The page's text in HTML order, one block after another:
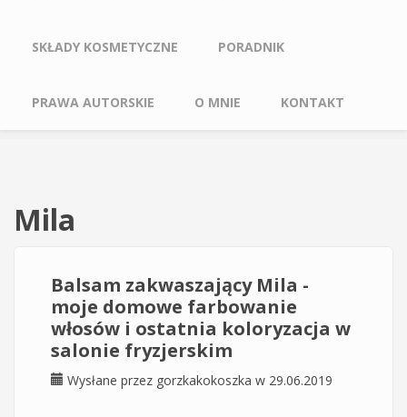
SKŁADY KOSMETYCZNE PORADNIK
PRAWA AUTORSKIE O MNIE KONTAKT
Mila
Balsam zakwaszający Mila -
moje domowe farbowanie
włosów i ostatnia koloryzacja w
salonie fryzjerskim
Wysłane przez gorzkakokoszka w 29.06.2019